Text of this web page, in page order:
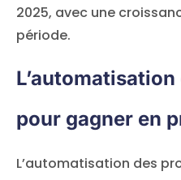
2025, avec une
période.
pour gagner en
L’automatisation des